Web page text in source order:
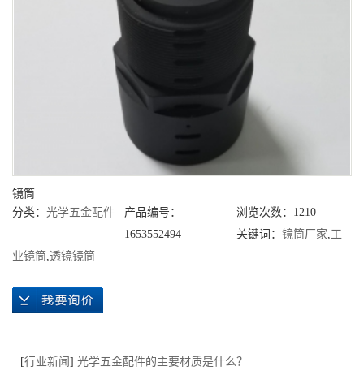
镜筒
分类： 光学五金配件
产品编号：
1653552494
浏览次数：1210
关键词： 镜筒厂家,工
业镜筒,透镜镜筒
[行业新闻 ] 光学五金配件的主要材质是什么？